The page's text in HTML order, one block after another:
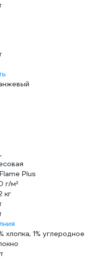
Plus
г/м²
кг
хлопка, 1% углеродное